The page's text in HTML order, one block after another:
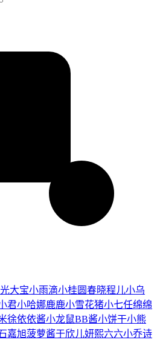
大宝小雨滴小桂圆春晓程儿小乌
君小哈娜鹿鹿小雪花猪小七任绵绵
徐依依酱小龙鼠BB酱小饼干小熊
嘉旭菠萝酱于欣儿妍熙六六小乔诗